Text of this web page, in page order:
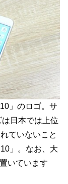
」のロゴ。サ
日本では上位
ていないこと
」。なお、大
いています